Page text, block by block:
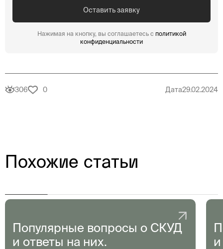
Нажимая на кнопку, вы соглашаетесь с политикой
конфиденциальности
306 0 Дата29.02.2024
Похожие статьи
Популярные вопросы о СКУД
и ответы на них.